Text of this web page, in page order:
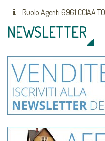
Ruolo Agenti 6961 CCIAA TO
NEWSLETTER